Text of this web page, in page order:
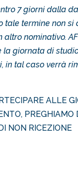
7 giorni dalla
tale termine non
altro nominativo.
la giornata di
in tal caso verrà
ALLE
NON RICEZIONE